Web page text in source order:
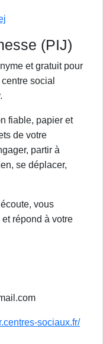
(PIJ)
et gratuit pour
social
fiable, papier et
de votre
partir à
se déplacer,
vous
répond à votre
sociaux.fr/